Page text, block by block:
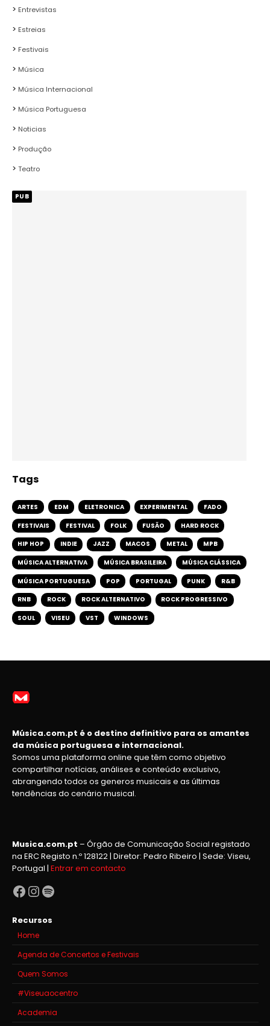
Entrevistas
Estreias
Festivais
Música
Música Internacional
Música Portuguesa
Noticias
Produção
Teatro
PUB
Tags
ARTES EDM ELETRONICA EXPERIMENTAL FADO
FESTIVAIS FESTIVAL FOLK FUSÃO HARD ROCK
HIP HOP INDIE JAZZ MACOS METAL MPB
MÚSICA ALTERNATIVA MÚSICA BRASILEIRA MÚSICA CLÁSSICA
MÚSICA PORTUGUESA POP PORTUGAL PUNK R&B
RNB ROCK ROCK ALTERNATIVO ROCK PROGRESSIVO
SOUL VISEU VST WINDOWS
Música.com.pt é o destino definitivo para os amantes
da música portuguesa e internacional.
Somos uma plataforma online que têm como objetivo
compartilhar notícias, análises e conteúdo exclusivo,
abrangendo todos os generos musicais e as últimas
tendências do cenário musical.
Musica.com.pt – Órgão de Comunicação Social registado
na ERC Registo n.º 128122 | Diretor: Pedro Ribeiro | Sede: Viseu,
Portugal | Entrar em contacto
Facebook
Instagram
Spotify
Recursos
Home
Agenda de Concertos e Festivais
Quem Somos
#Viseuaocentro
Academia